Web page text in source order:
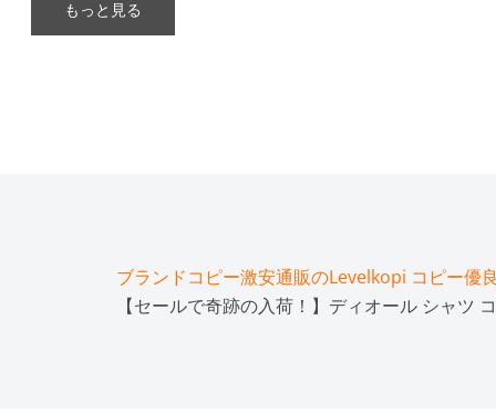
もっと見る
ブランドコピー激安通販のLevelkopi コピー優
【セールで奇跡の入荷！】ディオール シャツ